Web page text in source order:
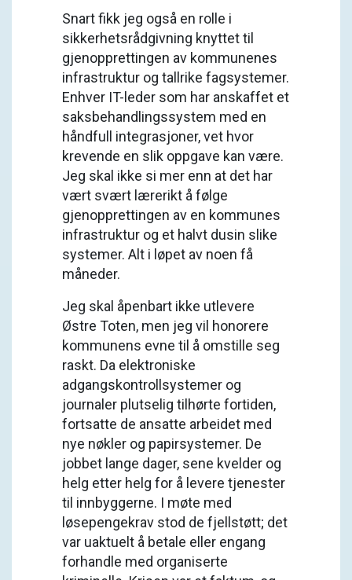
Snart fikk jeg også en rolle i
sikkerhetsrådgivning knyttet til
gjenopprettingen av kommunenes
infrastruktur og tallrike fagsystemer.
Enhver IT-leder som har anskaffet et
saksbehandlingssystem med en
håndfull integrasjoner, vet hvor
krevende en slik oppgave kan være.
Jeg skal ikke si mer enn at det har
vært svært lærerikt å følge
gjenopprettingen av en kommunes
infrastruktur og et halvt dusin slike
systemer. Alt i løpet av noen få
måneder.
Jeg skal åpenbart ikke utlevere
Østre Toten, men jeg vil honorere
kommunens evne til å omstille seg
raskt. Da elektroniske
adgangskontrollsystemer og
journaler plutselig tilhørte fortiden,
fortsatte de ansatte arbeidet med
nye nøkler og papirsystemer. De
jobbet lange dager, sene kvelder og
helg etter helg for å levere tjenester
til innbyggerne. I møte med
løsepengekrav stod de fjellstøtt; det
var uaktuelt å betale eller engang
forhandle med organiserte